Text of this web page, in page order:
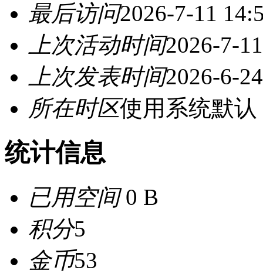
最后访问2026-7-11
上次活动时间2026-7-
上次发表时间2026-6-
所在时区使用系统默认
统计信息
已用空间0 B
积分5
金币53